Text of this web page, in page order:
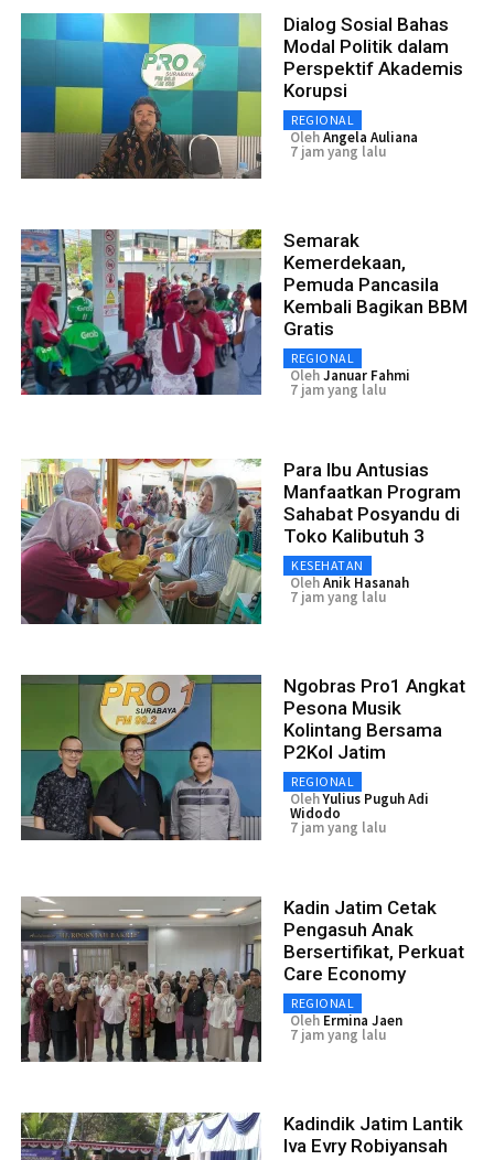
Dialog Sosial Bahas
Modal Politik dalam
Perspektif Akademis
Korupsi
REGIONAL
OlehAngela Auliana
7 jam yang lalu
Semarak
Kemerdekaan,
Pemuda Pancasila
Kembali Bagikan BBM
Gratis
REGIONAL
OlehJanuar Fahmi
7 jam yang lalu
Para Ibu Antusias
Manfaatkan Program
Sahabat Posyandu di
Toko Kalibutuh 3
KESEHATAN
OlehAnik Hasanah
7 jam yang lalu
Ngobras Pro1 Angkat
Pesona Musik
Kolintang Bersama
P2Kol Jatim
REGIONAL
OlehYulius Puguh Adi
Widodo
7 jam yang lalu
Kadin Jatim Cetak
Pengasuh Anak
Bersertifikat, Perkuat
Care Economy
REGIONAL
Oleh Ermina Jaen
7 jam yang lalu
Kadindik Jatim Lantik
Iva Evry Robiyansah